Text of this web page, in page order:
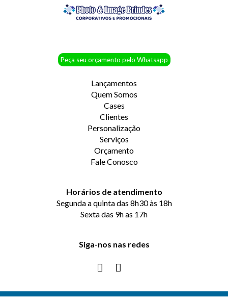
Peça seu orçamento pelo Whatsapp
Lançamentos
Quem Somos
Cases
Clientes
Personalização
Serviços
Orçamento
Fale Conosco
Horários de atendimento
Segunda a quinta das 8h30 às 18h
Sexta das 9h as 17h
Siga-nos nas redes